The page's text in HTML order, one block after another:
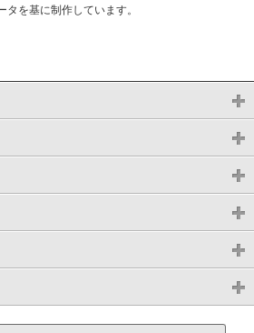
を基に制作しています。